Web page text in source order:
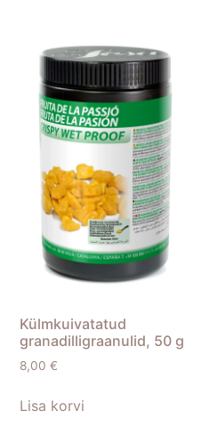
Külmkuivatatud
granadilligraanulid, 50 g
8,00 €
Lisa korvi